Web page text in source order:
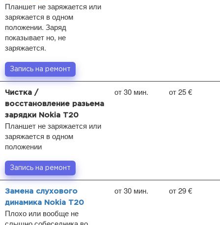
Планшет не заряжается или
заряжается в одном
положении. Заряд
показывает но, не
заряжается.
Запись на ремонт
Чистка /
восстановление разьема
зарядки Nokia T20
Планшет не заряжается или
заряжается в одном
положении
от 30 мин. от 25 €
Запись на ремонт
Замена слухового
динамика Nokia T20
Плохо или вообще не
от 30 мин. от 29 €